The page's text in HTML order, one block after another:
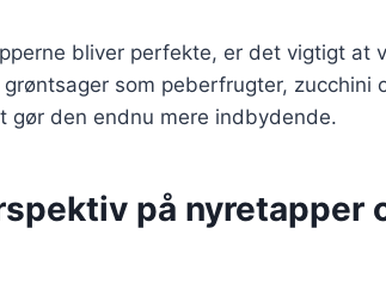
bliver perfekte, er det vigtigt at
som peberfrugter, zucchini
gør den endnu mere indbydende.
på nyretapper